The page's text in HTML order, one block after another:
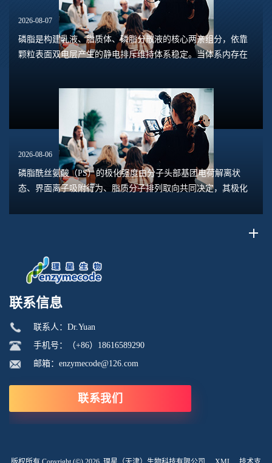
2026-08-07
磷脂是构建乳液、脂质体、磷脂分散液的核心两亲组分，依靠
颗粒表面双电层产生的静电排斥维持体系稳定。当体系内存在
2026-08-06
磷脂酰丝氨酸（PS）的极化强度由分子头部基团电荷解离状
态、界面离子吸附行为、脂质分子排列取向共同决定，其极化
联系信息
联系人：Dr.Yuan
手机号：（+86）18616589290
邮箱：enzymecode@126.com
联系我们